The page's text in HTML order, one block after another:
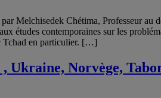
Melchisedek Chétima, Professeur au
études contemporaines sur les
Tchad en particulier. […]
Ukraine, Norvège,